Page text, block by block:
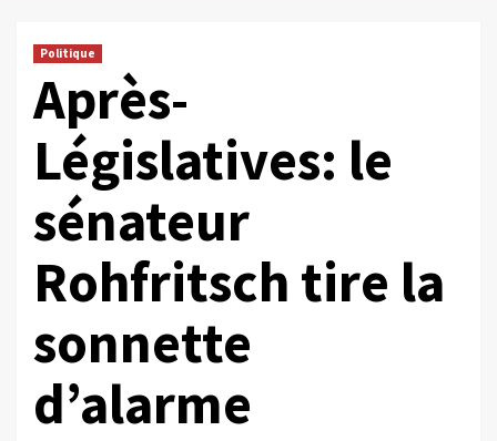
Politique
Après-
Législatives: le
sénateur
Rohfritsch tire la
sonnette
d’alarme